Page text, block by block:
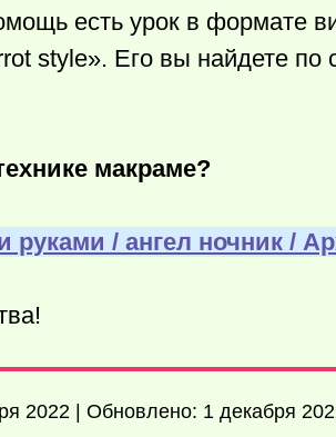
есть урок в формате
style». Его вы найдете
макраме?
руками / ангел ночник /
2022 | Обновлено: 1 декабря